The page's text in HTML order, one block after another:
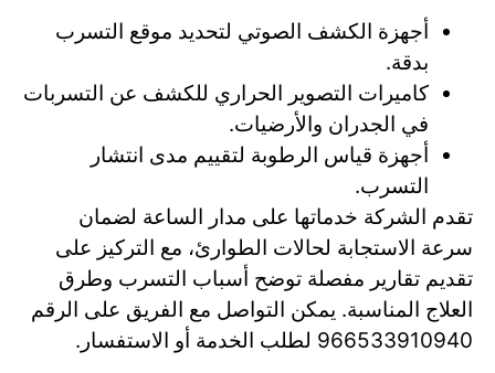
أجهزة الكشف الصوتي لتحديد موقع التسرب
بدقة.
كاميرات التصوير الحراري للكشف عن التسربات
في الجدران والأرضيات.
أجهزة قياس الرطوبة لتقييم مدى انتشار
التسرب.
تقدم الشركة خدماتها على مدار الساعة لضمان
سرعة الاستجابة لحالات الطوارئ، مع التركيز على
تقديم تقارير مفصلة توضح أسباب التسرب وطرق
العلاج المناسبة. يمكن التواصل مع الفريق على الرقم
966533910940 لطلب الخدمة أو الاستفسار.